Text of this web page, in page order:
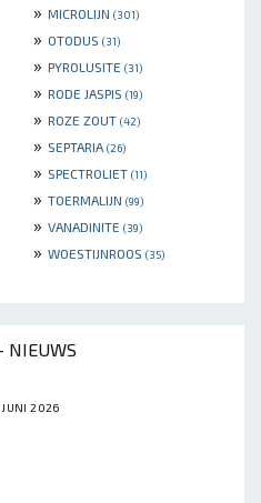
» MICROLIJN (301)
» OTODUS (31)
» PYROLUSITE (31)
» RODE JASPIS (19)
» ROZE ZOUT (42)
» SEPTARIA (26)
» SPECTROLIET (11)
» TOERMALIJN (99)
» VANADINITE (39)
» WOESTIJNROOS (35)
NIEUWS
JUNI 2026